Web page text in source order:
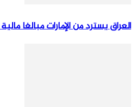
العراق يسترد من الإمارات مبالغا